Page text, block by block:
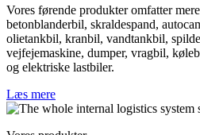
Vores førende produkter omfatter
betonblanderbil, skraldespand,
olietankbil, kranbil, vandtankbil,
vejfejemaskine, dumper, vragbil,
og elektriske lastbiler.
Læs mere